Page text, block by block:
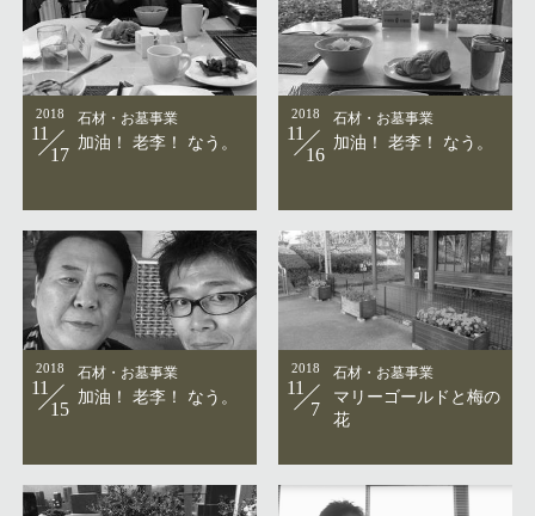
2018
11
17
石材・お墓事業
加油！ 老李！ なう。
2018
11
16
石材・お墓事業
加油！ 老李！ なう。
2018
11
15
石材・お墓事業
加油！ 老李！ なう。
2018
11
7
石材・お墓事業
マリーゴールドと梅の
花